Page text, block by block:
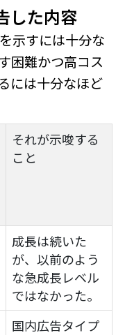
した内容
示すには十分な
困難かつ高コス
には十分なほど
それが示唆する
こと
成長は続いた
が、以前のよう
な急成長レベル
ではなかった。
国内広告タイプ